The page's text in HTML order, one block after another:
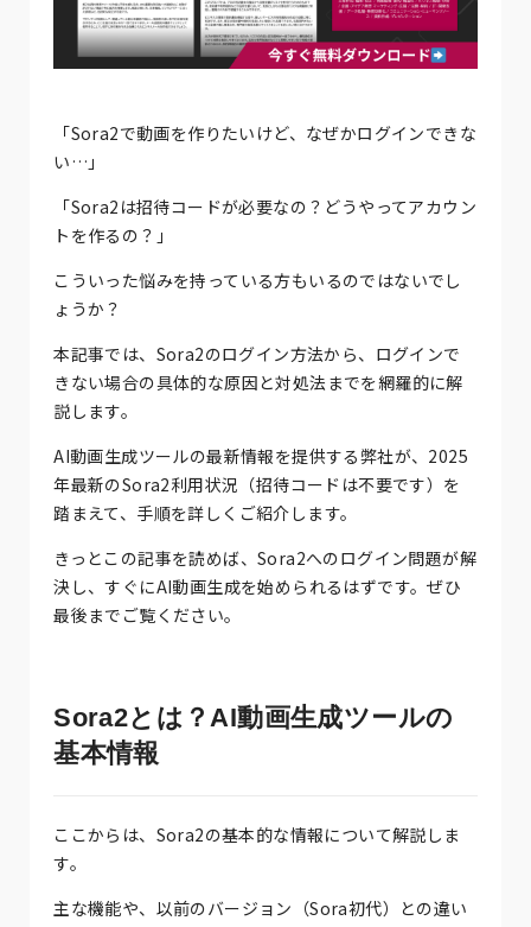
「Sora2で動画を作りたいけど、なぜかログインできな
い…」
「Sora2は招待コードが必要なの？どうやってアカウン
トを作るの？」
こういった悩みを持っている方もいるのではないでし
ょうか？
本記事では、Sora2のログイン方法から、ログインで
きない場合の具体的な原因と対処法までを網羅的に解
説します。
AI動画生成ツールの最新情報を提供する弊社が、2025
年最新のSora2利用状況（招待コードは不要です）を
踏まえて、手順を詳しくご紹介します。
きっとこの記事を読めば、Sora2へのログイン問題が解
決し、すぐにAI動画生成を始められるはずです。ぜひ
最後までご覧ください。
Sora2とは？AI動画生成ツールの
基本情報
ここからは、Sora2の基本的な情報について解説しま
す。
主な機能や、以前のバージョン（Sora初代）との違い